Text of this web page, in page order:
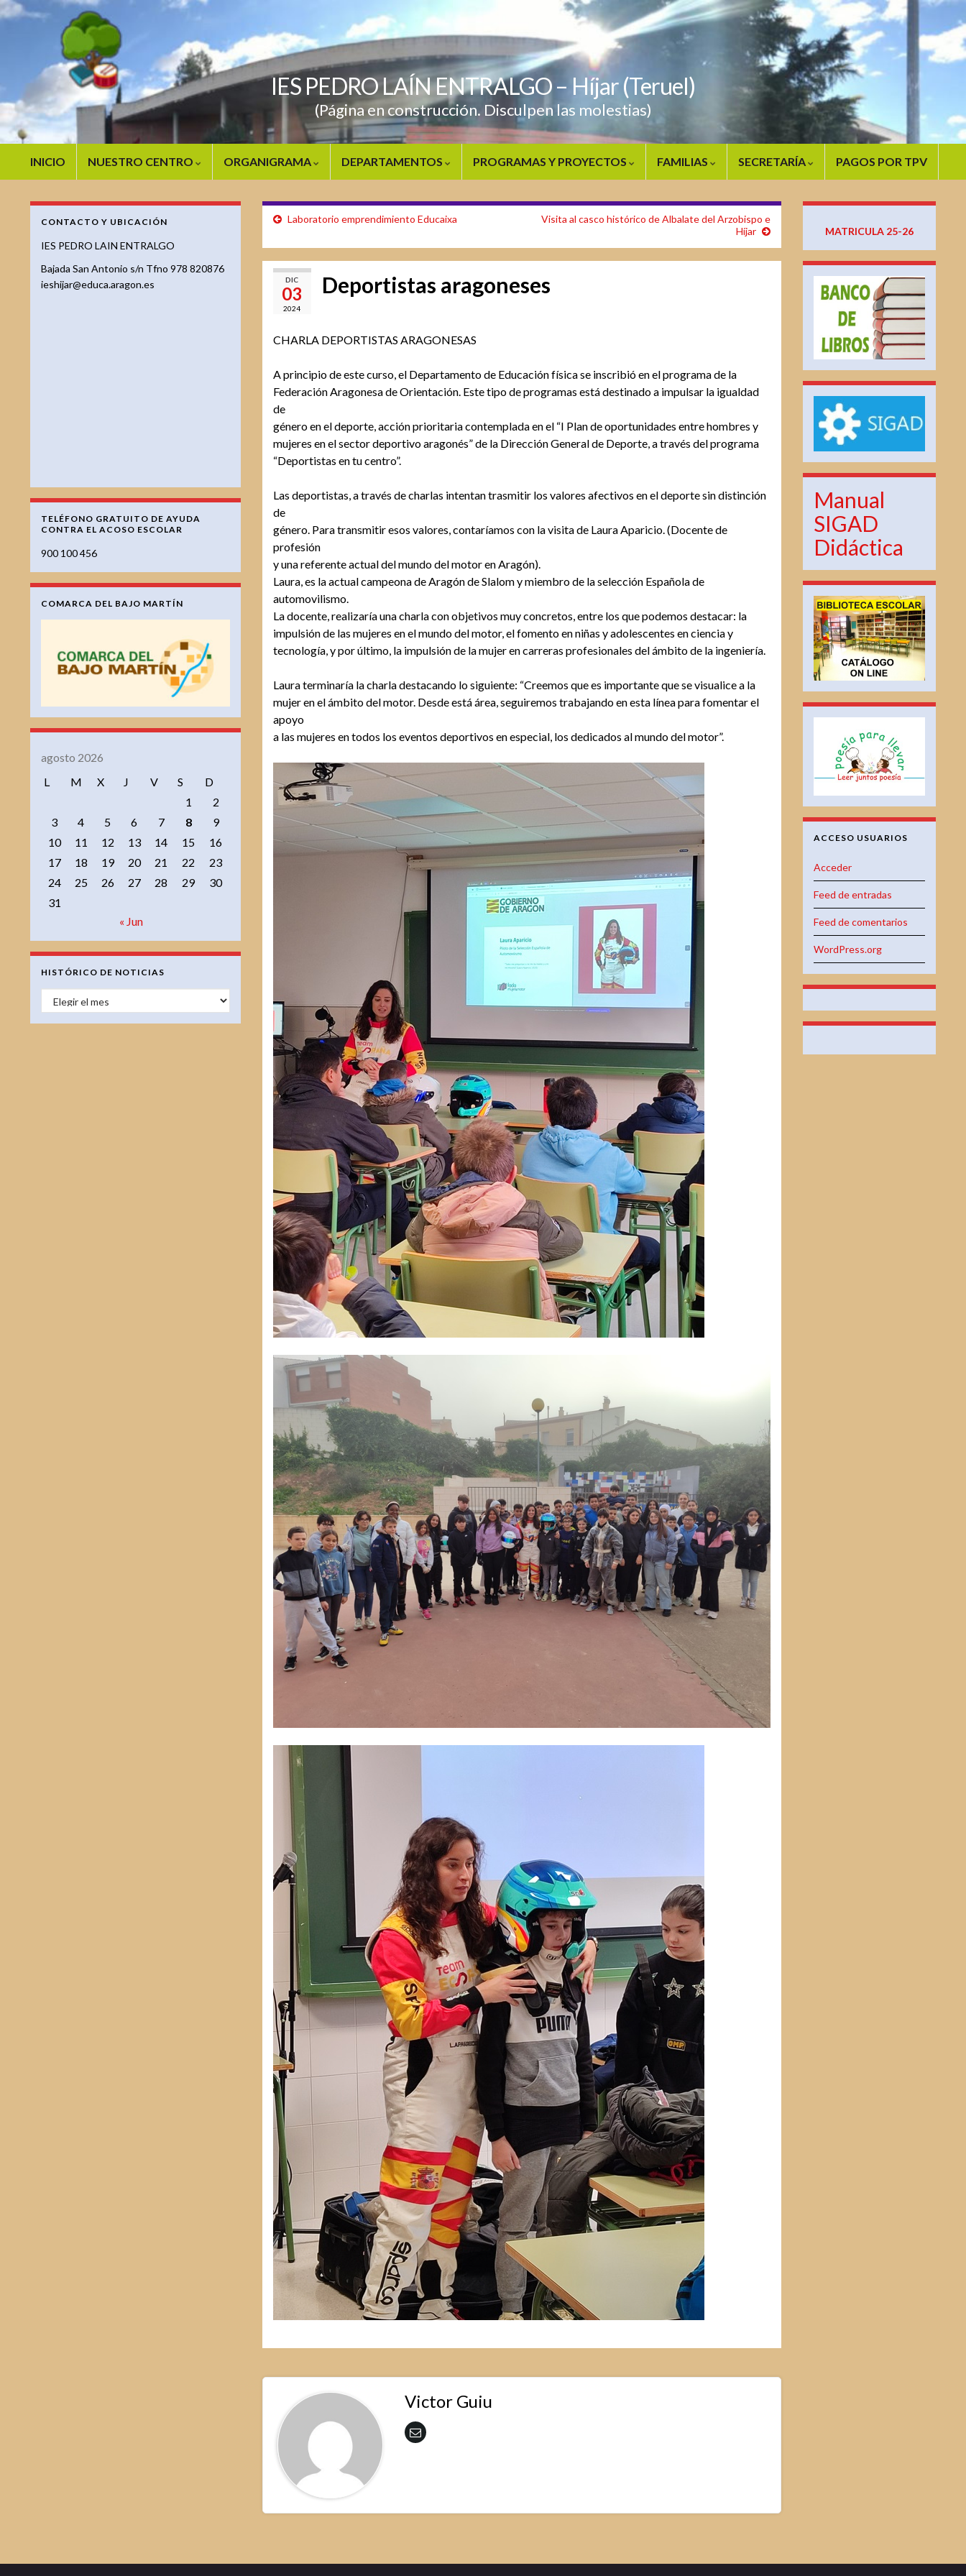
IES PEDRO LAÍN ENTRALGO – Híjar (Teruel)
(Página en construcción. Disculpen las molestias)
INICIO NUESTRO CENTRO ORGANIGRAMA DEPARTAMENTOS PROGRAMAS Y PROYECTOS FAMILIAS SECRETARÍA PAGOS POR TPV
Laboratorio emprendimiento Educaixa
Visita al casco histórico de Albalate del Arzobispo e
Híjar
DIC
03
2024
Deportistas aragoneses
CHARLA DEPORTISTAS ARAGONESAS
A principio de este curso, el Departamento de Educación física se inscribió en el programa de la
Federación Aragonesa de Orientación. Este tipo de programas está destinado a impulsar la igualdad
de
género en el deporte, acción prioritaria contemplada en el “I Plan de oportunidades entre hombres y
mujeres en el sector deportivo aragonés” de la Dirección General de Deporte, a través del programa
“Deportistas en tu centro”.
Las deportistas, a través de charlas intentan trasmitir los valores afectivos en el deporte sin distinción
de
género. Para transmitir esos valores, contaríamos con la visita de Laura Aparicio. (Docente de
profesión
y una referente actual del mundo del motor en Aragón).
Laura, es la actual campeona de Aragón de Slalom y miembro de la selección Española de
automovilismo.
La docente, realizaría una charla con objetivos muy concretos, entre los que podemos destacar: la
impulsión de las mujeres en el mundo del motor, el fomento en niñas y adolescentes en ciencia y
tecnología, y por último, la impulsión de la mujer en carreras profesionales del ámbito de la ingeniería.
Laura terminaría la charla destacando lo siguiente: “Creemos que es importante que se visualice a la
mujer en el ámbito del motor. Desde está área, seguiremos trabajando en esta línea para fomentar el
apoyo
a las mujeres en todos los eventos deportivos en especial, los dedicados al mundo del motor”.
Victor Guiu
CONTACTO Y UBICACIÓN
IES PEDRO LAIN ENTRALGO
Bajada San Antonio s/n Tfno 978 820876
ieshijar@educa.aragon.es
TELÉFONO GRATUITO DE AYUDA
CONTRA EL ACOSO ESCOLAR
900 100 456
COMARCA DEL BAJO MARTÍN
agosto 2026
L
M X J V S
D
1
2
3
4 5 6 7 8
9
10
11 12 13 14 15
16
17
18 19 20 21 22
23
24
25 26 27 28 29
30
31
« Jun
HISTÓRICO DE NOTICIAS
HISTÓRICO DE NOTICIAS
MATRICULA 25-26
Manual
SIGAD
Didáctica
ACCESO USUARIOS
Acceder
Feed de entradas
Feed de comentarios
WordPress.org